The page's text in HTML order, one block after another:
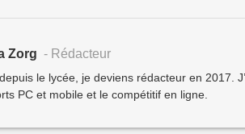
Zorg - Rédacteur
le lycée, je deviens rédacteur en 2017.
PC et mobile et le compétitif en ligne.